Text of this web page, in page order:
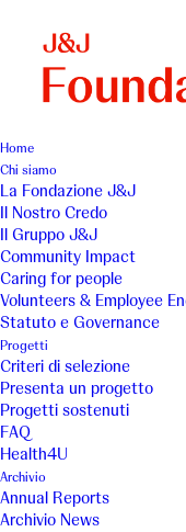
Home
Chi siamo
La Fondazione J&J
Il Nostro Credo
Il Gruppo J&J
Community Impact
Caring for people
Volunteers & Employee
Statuto e Governance
Progetti
Criteri di selezione
Presenta un progetto
Progetti sostenuti
FAQ
Health4U
Archivio
Annual Reports
Archivio News
Home